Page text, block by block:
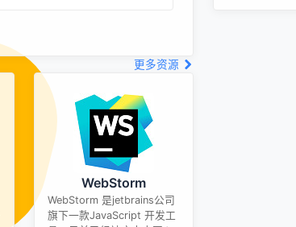
更多资源
WebStorm
WebStorm 是jetbrains公司
旗下一款JavaScript 开发工